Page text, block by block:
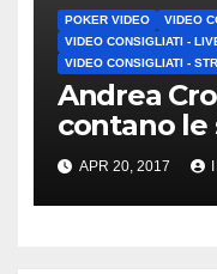
POKER VIDEO
VIDEO
VIDEO CONSIGLIATI -
VIDEO CONSIGLIATI -
Andrea
contano le
negli MTT?
APR 20, 2017